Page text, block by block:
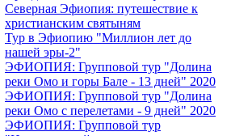
Северная Эфиопия: путешествие к
христианским святыням
Тур в Эфиопию "Миллион лет до
нашей эры-2"
ЭФИОПИЯ: Групповой тур "Долина
реки Омо и горы Бале - 13 дней" 2020
ЭФИОПИЯ: Групповой тур "Долина
реки Омо с перелетами - 9 дней" 2020
ЭФИОПИЯ: Групповой тур